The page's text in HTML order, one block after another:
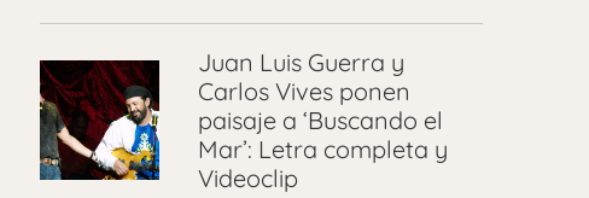
Juan Luis Guerra y
Carlos Vives ponen
paisaje a ‘Buscando el
Mar’: Letra completa y
Videoclip